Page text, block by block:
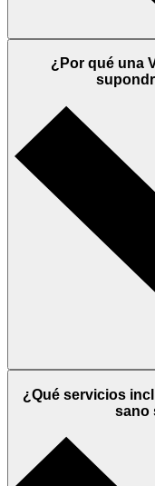
¿Por qué una
¿Qué servicios
sano